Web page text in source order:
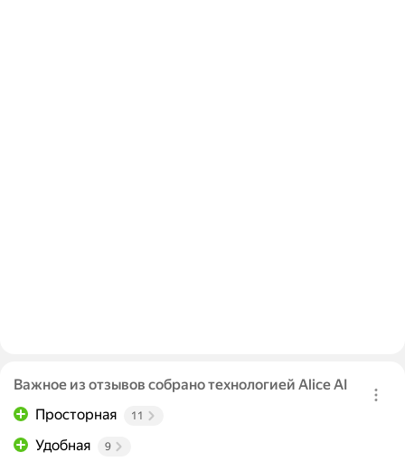
Важное из отзывов собрано технологией Alice AI
Просторная
11
Удобная 9